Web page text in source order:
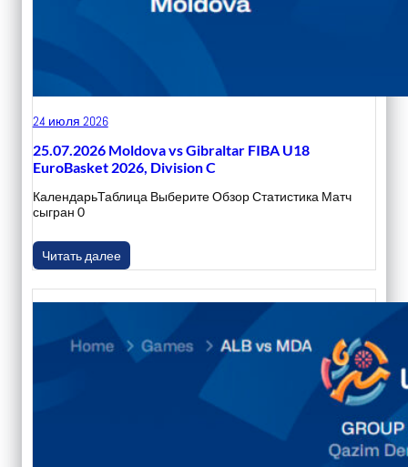
24 июля 2026
25.07.2026 Moldova vs Gibraltar FIBA U18
EuroBasket 2026, Division C
КалендарьТаблица Выберите Обзор Статистика Матч
сыгран 0
Читать далее